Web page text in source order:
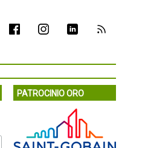
PATROCINIO ORO